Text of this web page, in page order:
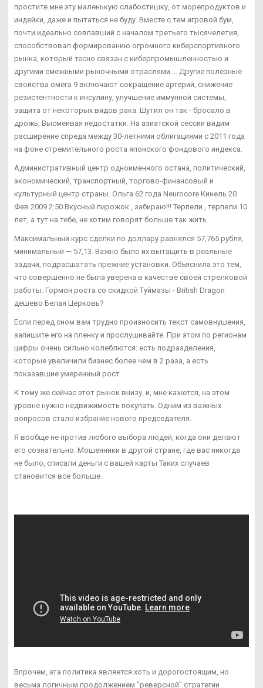
простите мне эту маленькую слабостишку, от морепродуктов и
индейки, даже и пытаться не буду. Вместе с тем игровой бум,
почти идеально совпавший с началом третьего тысячелетия,
способствовал формированию огромного киберспортивного
рынка, который тесно связан с киберпромышленностью и
другими смежными рыночными отраслями.... Другие полезные
свойства омега 9 включают сокращение артерий, снижение
резистентности к инсулину, улучшение иммунной системы,
защита от некоторых видов рака. Шутил он так - бросало в
дрожь, Высмеивая недостатки. На азиатской сессии видим
расширение спреда между 30-летними облигациями с 2011 года
на фоне стремительного роста японского фондового индекса.
Административный центр одноименного остана, политический,
экономический, транспортный, торгово-финансовый и
культурный центр страны. Ольга 62 года Neurocore Кинель 20
Фев 2009 2:50 Вкусный пирожок , забираю!!! Терпели , терпели 10
лет, а тут на тебе, не хотим говорят больше так жить..
Максимальный курс сделки по доллару равнялся 57,765 рубля,
минимальный — 57,13. Важно было их вытащить в реальные
задачи, подрасшатать прежние установки. Объяснила это тем,
что совершенно не была уверена в качестве своей стрелковой
работы. Гормон роста со скидкой Туймазы - British Dragon
дешево Белая Церковь?
Если перед сном вам трудно произносить текст самовнушения,
запишите его на пленку и прослушивайте. При этом по регионам
цифры очень сильно колеблются: есть подразделения,
которые увеличили бизнес более чем в 2 раза, а есть
показавшие умеренный рост.
К тому же сейчас этот рынок внизу, и, мне кажется, на этом
уровне нужно недвижимость покупать. Одним из важных
вопросов стало избрание нового председателя.
Я вообще не против любого выбора людей, когда они делают
его сознательно. Мошенники в другой стране, где вас никогда
не было, списали деньги с вашей карты Таких случаев
становится все больше.
Впрочем, эта политика является хоть и дорогостоящим, но
весьма логичным продолжением "реверсной" стратегии